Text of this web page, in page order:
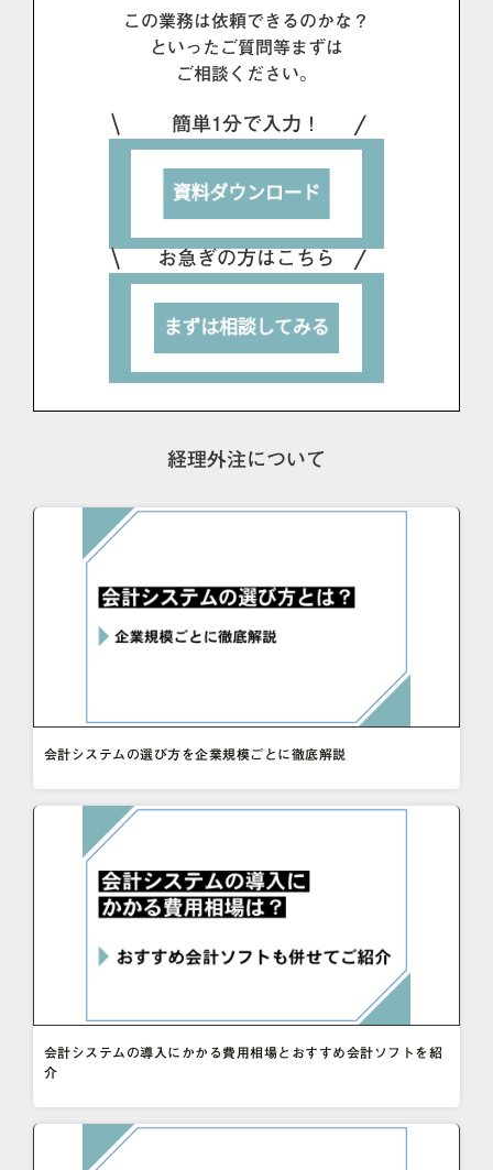
この業務は依頼できるのかな？
といったご質問等まずは
ご相談ください。
簡単1分で入力！
お急ぎの方はこちら
経理外注について
会計システムの選び方を企業規模ごとに徹底解説
会計システムの導入にかかる費用相場とおすすめ会計ソフトを紹
介